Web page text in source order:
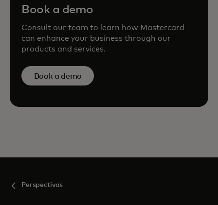
Book a demo
Consult our team to learn how Mastercard
can enhance your business through our
products and services.
Book a demo
Perspectivas